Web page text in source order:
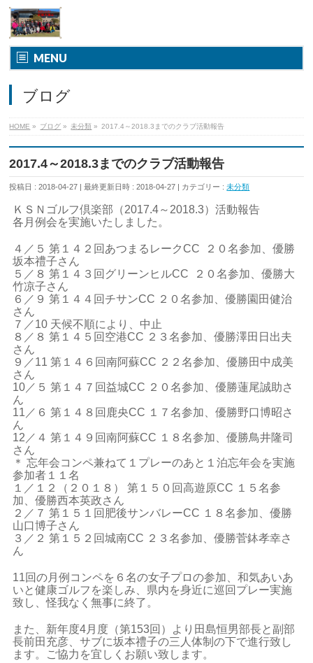
MENU
ブログ
HOME » ブログ » 未分類 » 2017.4～2018.3までのクラブ活動報告
2017.4～2018.3までのクラブ活動報告
投稿日 : 2018-04-27 最終更新日時 : 2018-04-27 カテゴリー :未分類
ＫＳＮゴルフ倶楽部（2017.4～2018.3）活動報告
各月例会を実施いたしました。
４／５ 第１４２回あつまるレークCC ２０名参加、優勝
坂本禮子さん
５／８ 第１４３回グリーンヒルCC ２０名参加、優勝大
竹凉子さん
６／９ 第１４４回チサンCC ２０名参加、優勝園田健治
さん
７／10 天候不順により、中止
８／８ 第１４５回空港CC ２３名参加、優勝澤田日出夫
さん
９／11 第１４６回南阿蘇CC ２２名参加、優勝田中成美
さん
10／５ 第１４７回益城CC ２０名参加、優勝蓮尾誠助さ
ん
11／６ 第１４８回鹿央CC １７名参加、優勝野口博昭さ
ん
12／４ 第１４９回南阿蘇CC １８名参加、優勝鳥井隆司
さん
＊ 忘年会コンペ兼ねて１プレーのあと１泊忘年会を実施
参加者１１名
１／１２（２０１８） 第１５０回高遊原CC １５名参
加、優勝西本英政さん
２／７ 第１５１回肥後サンバレーCC １８名参加、優勝
山口博子さん
３／２ 第１５２回城南CC ２３名参加、優勝菅鉢孝幸さ
ん
11回の月例コンペを６名の女子プロの参加、和気あいあ
いと健康ゴルフを楽しみ、県内を身近に巡回プレー実施
致し、怪我なく無事に終了。
また、新年度4月度（第153回）より田島恒男部長と副部
長前田充彦、サブに坂本禮子の三人体制の下で進行致し
ます。ご協力を宜しくお願い致します。